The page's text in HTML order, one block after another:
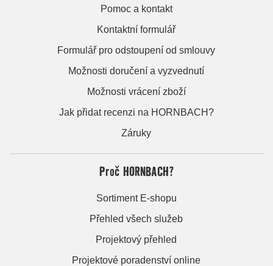
Pomoc a kontakt
Kontaktní formulář
Formulář pro odstoupení od smlouvy
Možnosti doručení a vyzvednutí
Možnosti vrácení zboží
Jak přidat recenzi na HORNBACH?
Záruky
Proč HORNBACH?
Sortiment E-shopu
Přehled všech služeb
Projektový přehled
Projektové poradenství online